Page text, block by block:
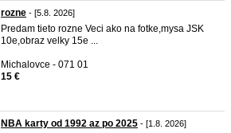
rozne - [5.8. 2026]
Predam tieto rozne Veci ako na fotke,mysa JSK
10e,obraz velky 15e ...
Michalovce - 071 01
15 €
NBA karty od 1992 az po 2025 - [1.8. 2026]